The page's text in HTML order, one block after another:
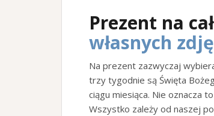
Prezent na
własnych
Na prezent zazwyczaj
trzy tygodnie są Święta
ciągu miesiąca. Nie oznacza
Wszystko zależy od naszej